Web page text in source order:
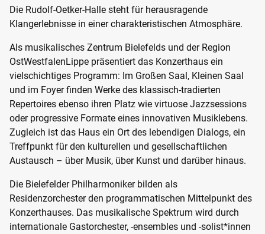
Die Rudolf-Oetker-Halle steht für herausragende
Klangerlebnisse in einer charakteristischen Atmosphäre.
Als musikalisches Zentrum Bielefelds und der Region
OstWestfalenLippe präsentiert das Konzerthaus ein
vielschichtiges Programm: Im Großen Saal, Kleinen Saal
und im Foyer finden Werke des klassisch-tradierten
Repertoires ebenso ihren Platz wie virtuose Jazzsessions
oder progressive Formate eines innovativen Musiklebens.
Zugleich ist das Haus ein Ort des lebendigen Dialogs, ein
Treffpunkt für den kulturellen und gesellschaftlichen
Austausch – über Musik, über Kunst und darüber hinaus.
Die Bielefelder Philharmoniker bilden als
Residenzorchester den programmatischen Mittelpunkt des
Konzerthauses. Das musikalische Spektrum wird durch
internationale Gastorchester, -ensembles und -solist*innen